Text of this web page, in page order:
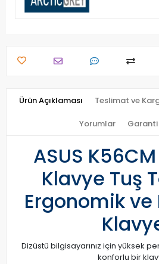
Ürün Açıklaması Teslimat ve
Yorumlar Garanti
ASUS
Klavye Tuş
Ergonomik ve
Dizüstü bilgisayarınız için yüksek
konforlu bir